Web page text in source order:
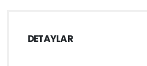
DETAYLAR